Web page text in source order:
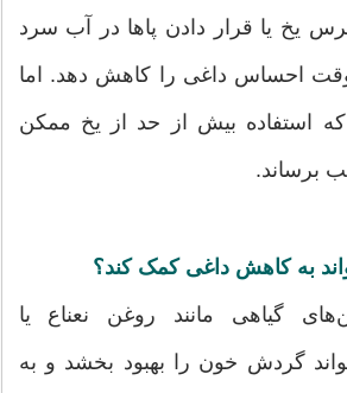
یخ یا قرار دادن پاها در آب سرد
احساس داغی را کاهش دهد. اما
که استفاده بیش از حد از یخ ممکن
برساند.
گیاهی مانند روغن نعناع یا
گردش خون را بهبود بخشد و به